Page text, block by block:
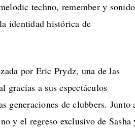
techno, remember y
identidad histórica de
por Eric Prydz, una de las
gracias a sus espectáculos
generaciones de clubbers. Junto
y el regreso exclusivo de Sasha